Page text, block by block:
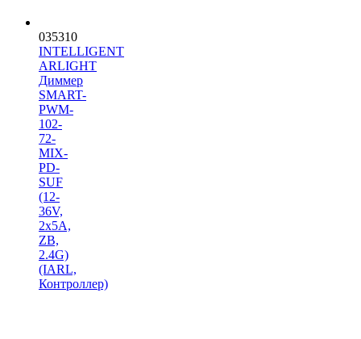
035310
INTELLIGENT
ARLIGHT
Диммер
SMART-
PWM-
102-
72-
MIX-
PD-
SUF
(12-
36V,
2x5A,
ZB,
2.4G)
(IARL,
Контроллер)